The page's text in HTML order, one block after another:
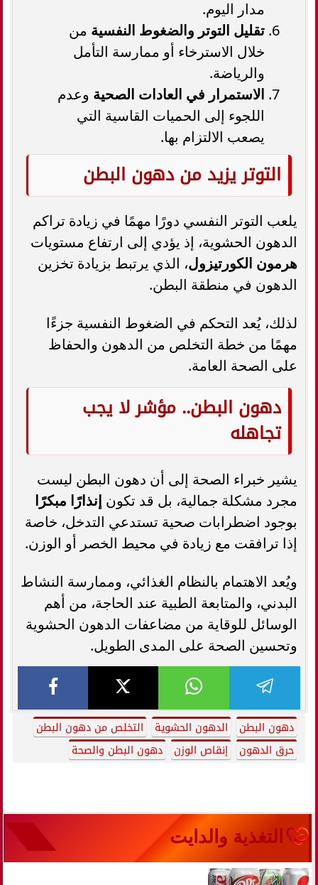
مدار اليوم.
تقليل التوتر والضغوط النفسية من
خلال الاسترخاء أو ممارسة التأمل
والرياضة.
الاستمرار في العادات الصحية وعدم
اللجوء إلى الحميات القاسية التي
يصعب الالتزام بها.
التوتر يزيد من دهون البطن
يلعب التوتر النفسي دورًا مهمًا في زيادة تراكم
الدهون الحشوية، إذ يؤدي إلى ارتفاع مستويات
هرمون الكورتيزول، الذي يرتبط بزيادة تخزين
الدهون في منطقة البطن.
لذلك، يُعد التحكم في الضغوط النفسية جزءًا
مهمًا من خطة التخلص من الدهون والحفاظ
على الصحة العامة.
دهون البطن.. مؤشر لا يجب
تجاهله
يشير خبراء الصحة إلى أن دهون البطن ليست
مجرد مشكلة جمالية، بل قد تكون إنذارًا مبكرًا
بوجود اضطرابات صحية تستدعي التدخل، خاصة
إذا ترافقت مع زيادة في محيط الخصر أو الوزن.
ويُعد الاهتمام بالنظام الغذائي، وممارسة النشاط
البدني، والمتابعة الطبية عند الحاجة، من أهم
الوسائل للوقاية من مضاعفات الدهون الحشوية
وتحسين الصحة على المدى الطويل.
دهون البطن الدهون الحشوية
التخلص من دهون البطن
حرق الدهون
إنقاص الوزن دهون البطن والصحة
التغذية والدايت